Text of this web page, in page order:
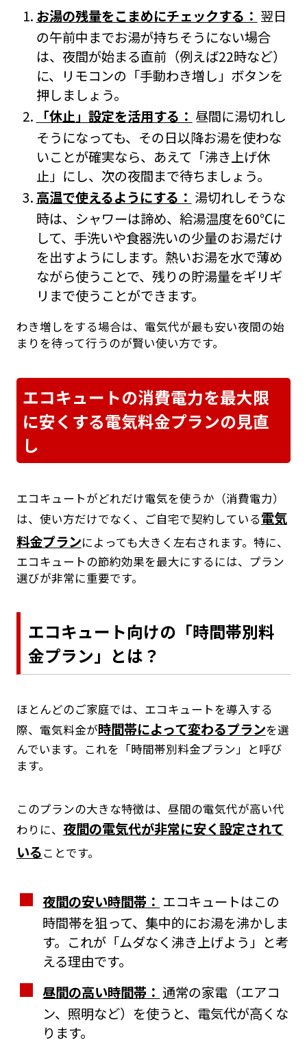
お湯の残量をこまめにチェックする： 翌日
の午前中までお湯が持ちそうにない場合
は、夜間が始まる直前（例えば22時など）
に、リモコンの「手動わき増し」ボタンを
押しましょう。
「休止」設定を活用する： 昼間に湯切れし
そうになっても、その日以降お湯を使わな
いことが確実なら、あえて「沸き上げ休
止」にし、次の夜間まで待ちましょう。
高温で使えるようにする： 湯切れしそうな
時は、シャワーは諦め、給湯温度を60℃に
して、手洗いや食器洗いの少量のお湯だけ
を出すようにします。熱いお湯を水で薄め
ながら使うことで、残りの貯湯量をギリギ
リまで使うことができます。
わき増しをする場合は、電気代が最も安い夜間の始
まりを待って行うのが賢い使い方です。
エコキュートの消費電力を最大限
に安くする電気料金プランの見直
し
エコキュートがどれだけ電気を使うか（消費電力）
は、使い方だけでなく、ご自宅で契約している電気
料金プランによっても大きく左右されます。特に、
エコキュートの節約効果を最大にするには、プラン
選びが非常に重要です。
エコキュート向けの「時間帯別料
金プラン」とは？
ほとんどのご家庭では、エコキュートを導入する
際、電気料金が時間帯によって変わるプランを選
んでいます。これを「時間帯別料金プラン」と呼び
ます。
このプランの大きな特徴は、昼間の電気代が高い代
わりに、 夜間の電気代が非常に安く設定されて
いる ことです。
夜間の安い時間帯： エコキュートはこの
時間帯を狙って、集中的にお湯を沸かしま
す。これが「ムダなく沸き上げよう」と考
える理由です。
昼間の高い時間帯： 通常の家電（エアコ
ン、照明など）を使うと、電気代が高くな
ります。